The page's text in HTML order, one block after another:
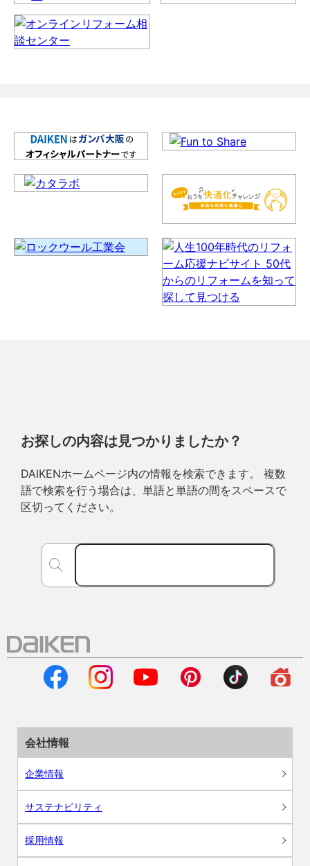
お探しの内容は見つかりましたか？
DAIKENホームページ内の情報を検索できます。 複数
語で検索を行う場合は、単語と単語の間をスペースで
区切ってください。
会社情報
企業情報
サステナビリティ
採用情報